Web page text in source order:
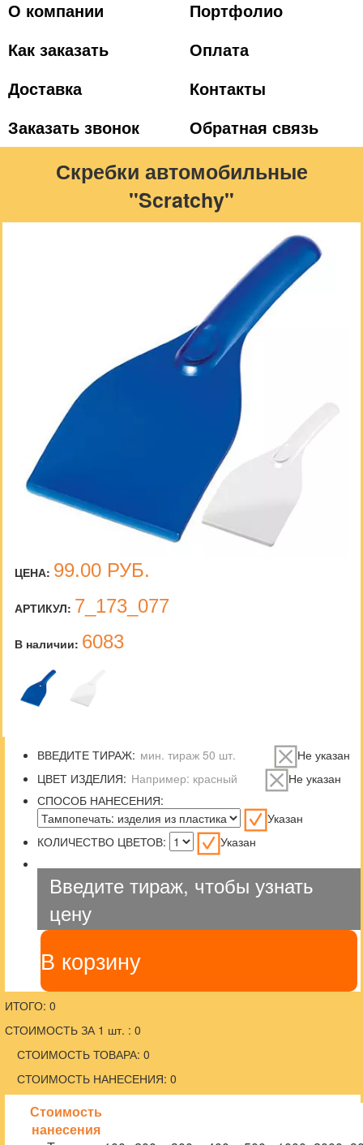
О компании
Портфолио
Как заказать
Оплата
Доставка
Контакты
Заказать звонок
Обратная связь
Скребки автомобильные
"Scratchy"
ЦЕНА: 99.00 РУБ.
АРТИКУЛ: 7_173_077
В наличии: 6083
ВВЕДИТЕ ТИРАЖ:
Не указан
ЦВЕТ ИЗДЕЛИЯ:
Не указан
СПОСОБ НАНЕСЕНИЯ:
Указан
КОЛИЧЕСТВО ЦВЕТОВ:
Указан
Введите тираж, чтобы узнать
цену
В корзину
ИТОГО: 0
СТОИМОСТЬ ЗА 1 шт. : 0
СТОИМОСТЬ ТОВАРА: 0
СТОИМОСТЬ НАНЕСЕНИЯ: 0
Стоимость
нанесения